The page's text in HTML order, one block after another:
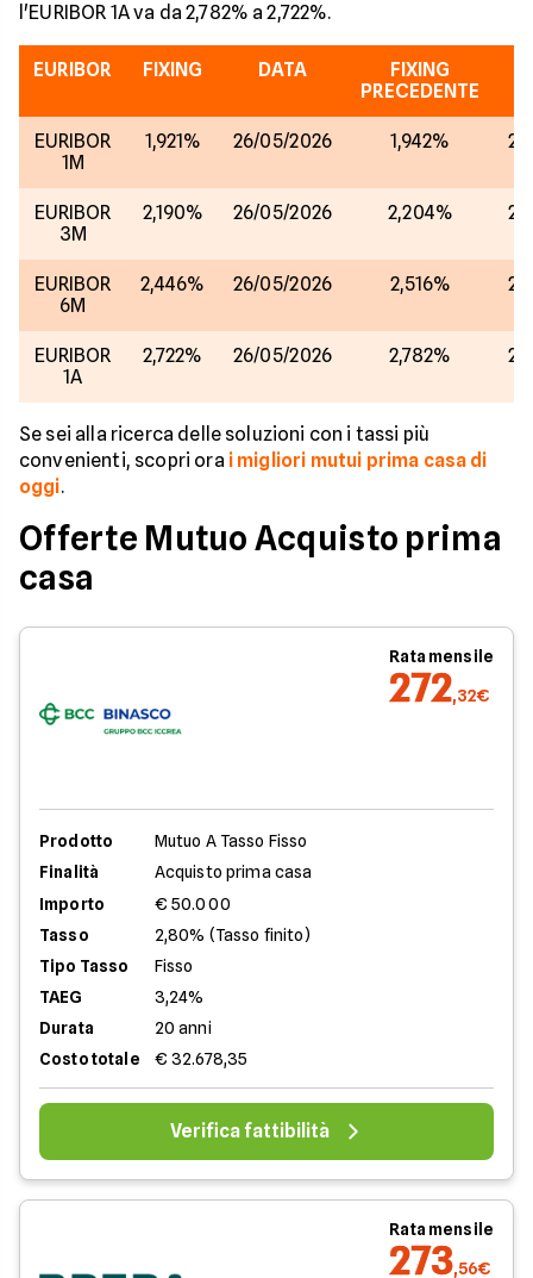
l'EURIBOR 1A va da 2,782% a 2,722%.
EURIBOR FIXING DATA
FIXING
PRECEDENTE
EURIBOR
1M
1,921% 26/05/2026 1,942%
EURIBOR
3M
2,190% 26/05/2026 2,204%
EURIBOR
6M
2,446% 26/05/2026 2,516%
EURIBOR
1A
2,722% 26/05/2026 2,782%
Se sei alla ricerca delle soluzioni con i tassi più
convenienti, scopri ora i migliori mutui prima casa di
oggi.
Offerte Mutuo Acquisto prima
casa
Rata mensile
272,32€
Prodotto
Mutuo A Tasso Fisso
Finalità
Acquisto prima casa
Importo
€ 50.000
Tasso
2,80% (Tasso finito)
Tipo Tasso
Fisso
TAEG
3,24%
Durata
20 anni
Costo totale
€ 32.678,35
Verifica fattibilità
Rata mensile
273,56€